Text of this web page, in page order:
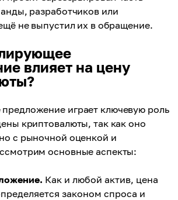
разработчиков или
не выпустил их в обращение.
влияет на цену
играет ключевую роль
криптовалюты, так как оно
с рыночной оценкой и
основные аспекты:
Как и любой актив, цена
законом спроса и